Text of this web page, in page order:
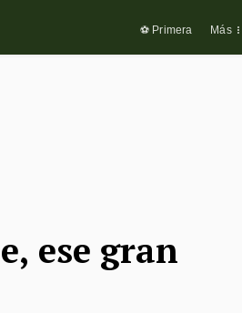
⚽ Primera Más
ese gran